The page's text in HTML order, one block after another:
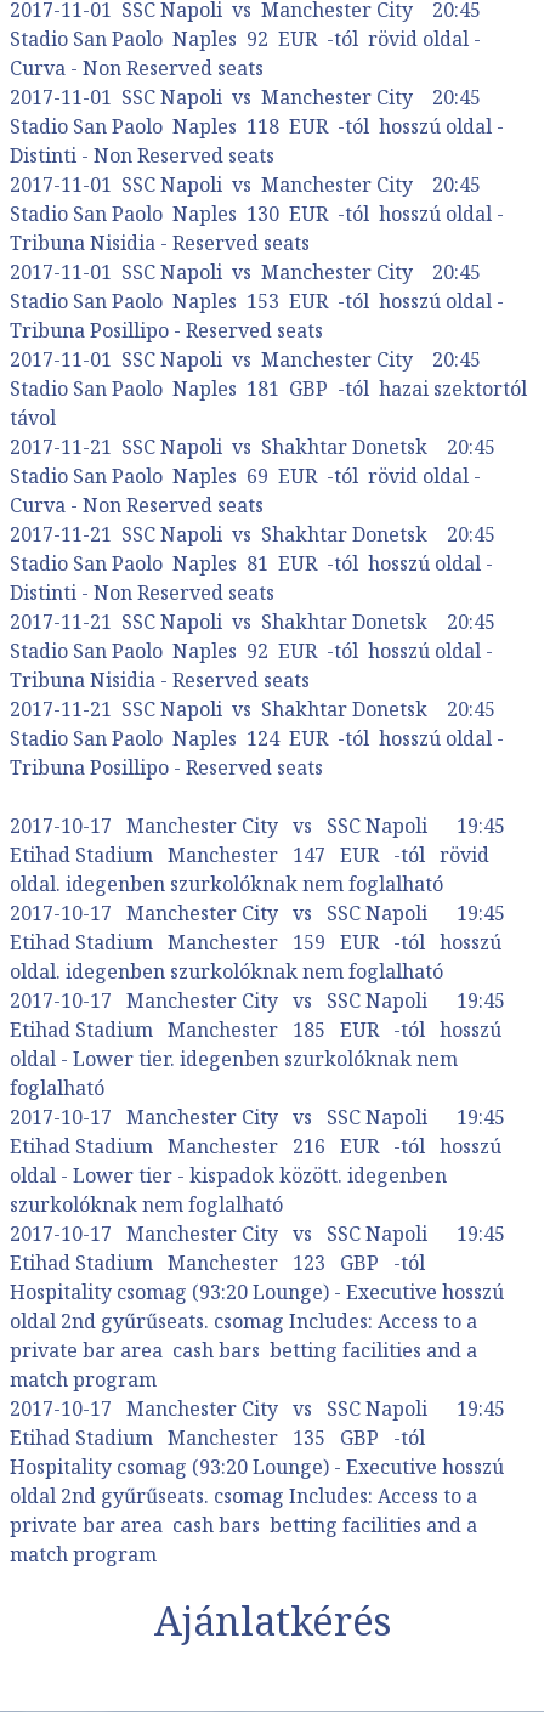
2017-11-01 SSC Napoli vs Manchester City 20:45
Stadio San Paolo Naples 92 EUR -tól rövid oldal -
Curva - Non Reserved seats
2017-11-01 SSC Napoli vs Manchester City 20:45
Stadio San Paolo Naples 118 EUR -tól hosszú oldal -
Distinti - Non Reserved seats
2017-11-01 SSC Napoli vs Manchester City 20:45
Stadio San Paolo Naples 130 EUR -tól hosszú oldal -
Tribuna Nisidia - Reserved seats
2017-11-01 SSC Napoli vs Manchester City 20:45
Stadio San Paolo Naples 153 EUR -tól hosszú oldal -
Tribuna Posillipo - Reserved seats
2017-11-01 SSC Napoli vs Manchester City 20:45
Stadio San Paolo Naples 181 GBP -tól hazai szektortól
távol
2017-11-21 SSC Napoli vs Shakhtar Donetsk 20:45
Stadio San Paolo Naples 69 EUR -tól rövid oldal -
Curva - Non Reserved seats
2017-11-21 SSC Napoli vs Shakhtar Donetsk 20:45
Stadio San Paolo Naples 81 EUR -tól hosszú oldal -
Distinti - Non Reserved seats
2017-11-21 SSC Napoli vs Shakhtar Donetsk 20:45
Stadio San Paolo Naples 92 EUR -tól hosszú oldal -
Tribuna Nisidia - Reserved seats
2017-11-21 SSC Napoli vs Shakhtar Donetsk 20:45
Stadio San Paolo Naples 124 EUR -tól hosszú oldal -
Tribuna Posillipo - Reserved seats
2017-10-17 Manchester City vs SSC Napoli 19:45
Etihad Stadium Manchester 147 EUR -tól rövid
oldal. idegenben szurkolóknak nem foglalható
2017-10-17 Manchester City vs SSC Napoli 19:45
Etihad Stadium Manchester 159 EUR -tól hosszú
oldal. idegenben szurkolóknak nem foglalható
2017-10-17 Manchester City vs SSC Napoli 19:45
Etihad Stadium Manchester 185 EUR -tól hosszú
oldal - Lower tier. idegenben szurkolóknak nem
foglalható
2017-10-17 Manchester City vs SSC Napoli 19:45
Etihad Stadium Manchester 216 EUR -tól hosszú
oldal - Lower tier - kispadok között. idegenben
szurkolóknak nem foglalható
2017-10-17 Manchester City vs SSC Napoli 19:45
Etihad Stadium Manchester 123 GBP -tól
Hospitality csomag (93:20 Lounge) - Executive hosszú
oldal 2nd gyűrűseats. csomag Includes: Access to a
private bar area cash bars betting facilities and a
match program
2017-10-17 Manchester City vs SSC Napoli 19:45
Etihad Stadium Manchester 135 GBP -tól
Hospitality csomag (93:20 Lounge) - Executive hosszú
oldal 2nd gyűrűseats. csomag Includes: Access to a
private bar area cash bars betting facilities and a
match program
Ajánlatkérés